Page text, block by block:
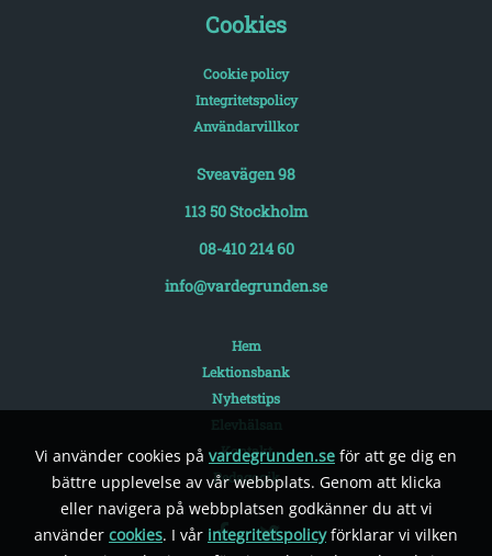
Vi använder cookies på vardegrunden.se för att ge dig en
bättre upplevelse av vår webbplats. Genom att klicka
eller navigera på webbplatsen godkänner du att vi
använder cookies. I vår integritetspolicyförklarar vi vilken
Cookies
Cookie policy
Integritetspolicy
Användarvillkor
Sveavägen 98
113 50 Stockholm
08-410 214 60
info@vardegrunden.se
Hem
Lektionsbank
Nyhetstips
Kontakt
Pedagogik